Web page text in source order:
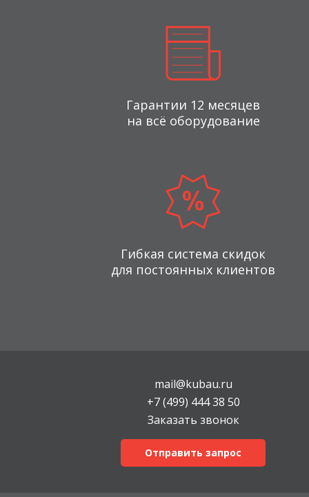
Гарантии 12 месяцев
на всё оборудование
Гибкая система скидок
для постоянных клиентов
mail@kubau.ru
+7 (499) 444 38 50
Заказать звонок
Отправить запрос